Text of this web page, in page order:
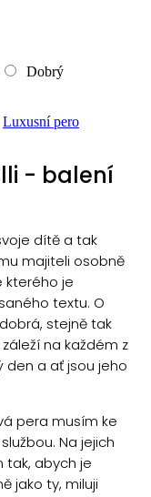
Dobrý
Luxusní pero